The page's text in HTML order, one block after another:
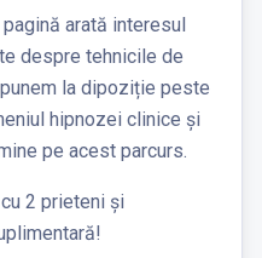
arată interesul
despre tehnicile de
la dipoziție peste
hipnozei clinice și
pe acest parcurs.
2 prieteni și